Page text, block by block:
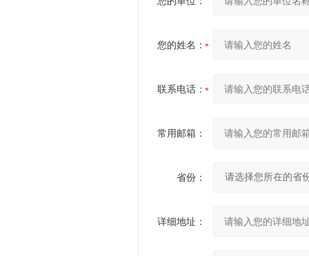
您的姓名：
联系电话：
常用邮箱：
省份：
详细地址：